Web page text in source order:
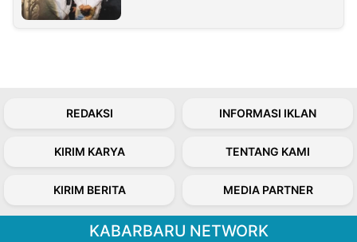
REDAKSI INFORMASI IKLAN
KIRIM KARYA TENTANG KAMI
KIRIM BERITA MEDIA PARTNER
KABARBARU NETWORK